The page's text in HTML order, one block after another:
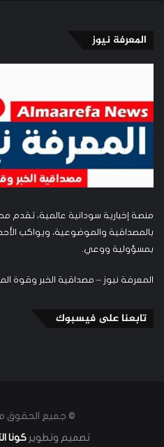
المعرفة نيوز
منصة إخبارية سودانية عالمية، تقدم
بالمصداقية والموضوعية، ويواكب
بمسؤولية ووعي.
المعرفة نيوز – مصداقية الخبر وقوة
تابعنا على فيسبوك
© جميع الحقوق
تصميم وتطويركونا